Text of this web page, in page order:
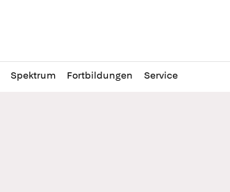
Spektrum Fortbildungen Service